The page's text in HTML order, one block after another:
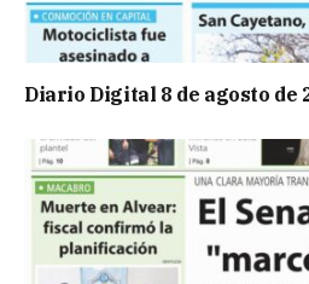
Diario Digital 8 de agosto de